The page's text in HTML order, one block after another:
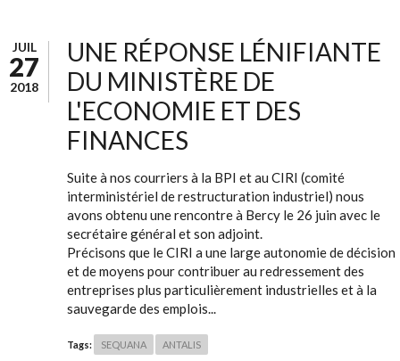
JUIL
27
2018
UNE RÉPONSE LÉNIFIANTE
DU MINISTÈRE DE
L'ECONOMIE ET DES
FINANCES
Suite à nos courriers à la BPI et au CIRI (comité
interministériel de restructuration industriel) nous
avons obtenu une rencontre à Bercy le 26 juin avec le
secrétaire général et son adjoint.
Précisons que le CIRI a une large autonomie de décision
et de moyens pour contribuer au redressement des
entreprises plus particulièrement industrielles et à la
sauvegarde des emplois...
Tags: SEQUANA ANTALIS